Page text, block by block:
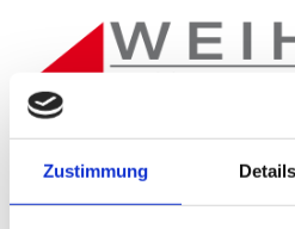
Zustimmung Details
springen
RAUMAUSSTATTER MICHAEL